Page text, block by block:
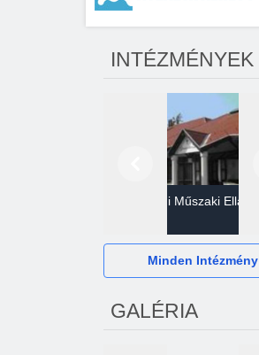
INTÉZMÉNYEK
Gazdasági Műszaki Ellátó
Minden Intézmény
GALÉRIA